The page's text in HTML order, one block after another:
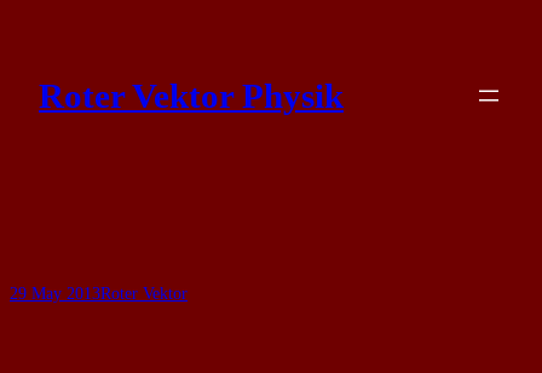
content
Roter Vektor Physik
29 May 2013Roter Vektor